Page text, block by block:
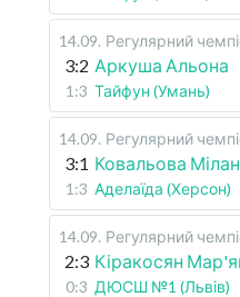
14.09. Регулярний
3:2 Аркуша Альона
1:3 Тайфун (Умань)
14.09. Регулярний
3:1 Ковальова
1:3 Аделаїда (Херсон)
14.09. Регулярний
2:3 Кіракосян
0:3 ДЮСШ №1 (Львів)